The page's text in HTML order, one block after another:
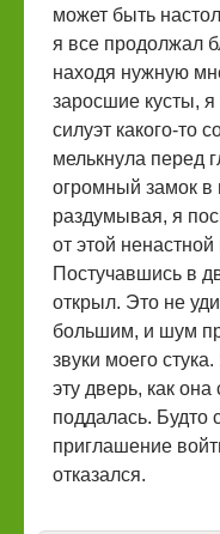
может быть
я все продолжал
находя нужную
заросшие кусты,
силуэт какого-то
мелькнула перед
огромный замок в
раздумывая, я
от этой
Постучавшись в
открыл. Это не
большим, и шум
звуки моего
эту дверь, как
поддалась. Будто
приглашение
отказался.